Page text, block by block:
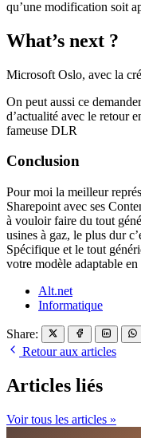
qu’une modification soit
What’s next ?
Microsoft Oslo, avec la
On peut aussi ce
d’actualité avec le retour
fameuse DLR
Conclusion
Pour moi la meilleur
Sharepoint avec ses
à vouloir faire du tout
usines à gaz, le plus dur
Spécifique et le tout
votre modèle adaptable
Alt.net
Informatique
Share:
Retour aux articles
Articles liés
Voir tous les articles »